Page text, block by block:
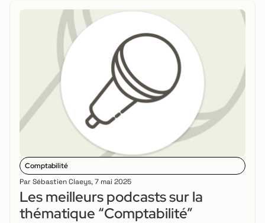
Comptabilité
Par Sébastien Claeys,7 mai 2025
Les meilleurs podcasts sur la
thématique “Comptabilité”